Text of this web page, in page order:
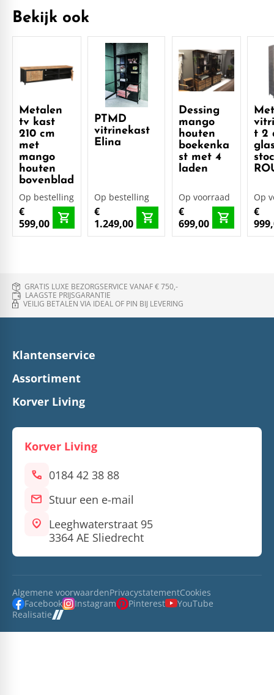
Bekijk ook
Metalen
tv kast
210 cm
met
mango
houten
bovenblad
Op bestelling
€
599,00
PTMD
vitrinekast
Elina
Op bestelling
€
1.249,00
Dessing
mango
houten
boekenka
st met 4
laden
Op voorraad
€
699,00
t 2
Op
€
GRATIS LUXE BEZORGSERVICE VANAF € 750,-
LAAGSTE PRIJSGARANTIE
VEILIG BETALEN VIA IDEAL OF PIN BIJ LEVERING
Klantenservice
Assortiment
Korver Living
Korver Living
call 0184 42 38 88
mail Stuur een e-mail
location_on Leeghwaterstraat 95
3364 AE Sliedrecht
Algemene voorwaardenPrivacystatementCookies
Facebook
Instagram Pinterest
YouTube
Realisatie